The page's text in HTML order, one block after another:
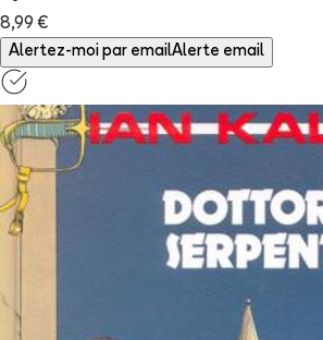
8,99 €
Alertez-moi par emailAlerte email